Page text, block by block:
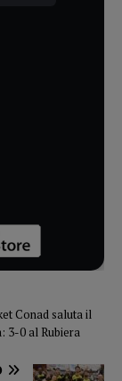
Conad saluta il
3-0 al Rubiera